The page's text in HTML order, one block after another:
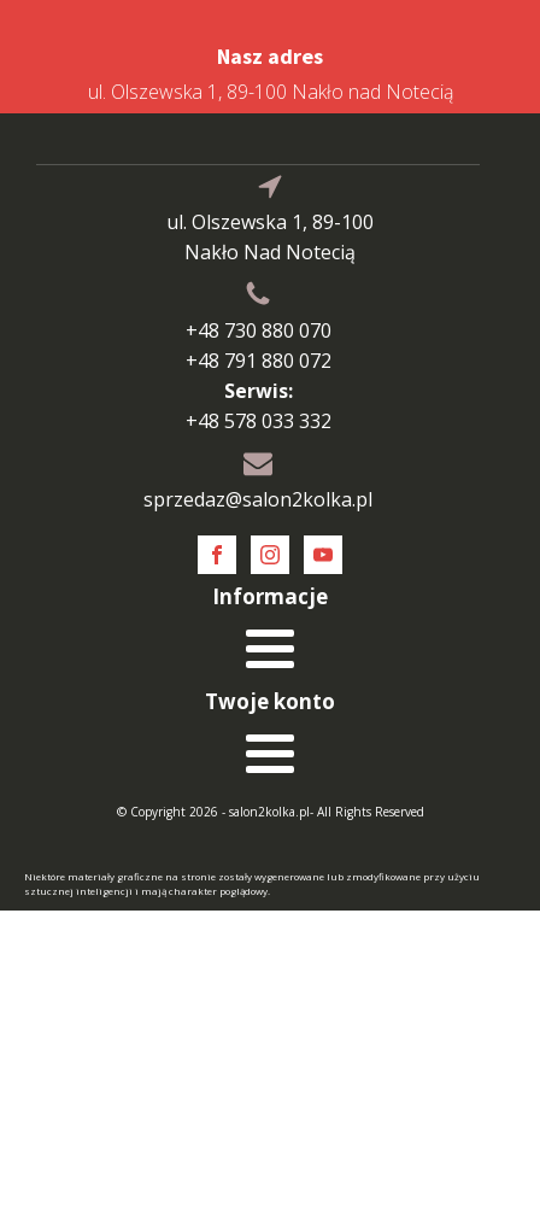
Nasz adres
ul. Olszewska 1, 89-100 Nakło nad Notecią
ul. Olszewska 1, 89-100
Nakło Nad Notecią
+48 730 880 070
+48 791 880 072
Serwis:
+48 578 033 332
sprzedaz@salon2kolka.pl
Informacje
Twoje konto
© Copyright 2026 - salon2kolka.pl- All Rights Reserved
Niektóre materiały graficzne na stronie zostały wygenerowane lub zmodyfikowane przy użyciu
sztucznej inteligencji i mają charakter poglądowy.